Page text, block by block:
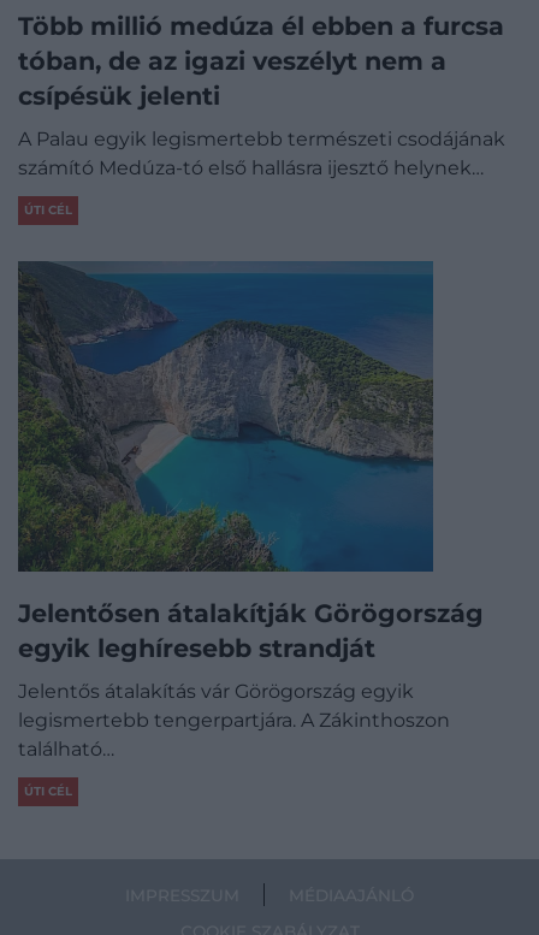
Több millió medúza él ebben a furcsa
tóban, de az igazi veszélyt nem a
csípésük jelenti
A Palau egyik legismertebb természeti csodájának
számító Medúza-tó első hallásra ijesztő helynek…
ÚTI CÉL
Jelentősen átalakítják Görögország
egyik leghíresebb strandját
Jelentős átalakítás vár Görögország egyik
legismertebb tengerpartjára. A Zákinthoszon
található…
ÚTI CÉL